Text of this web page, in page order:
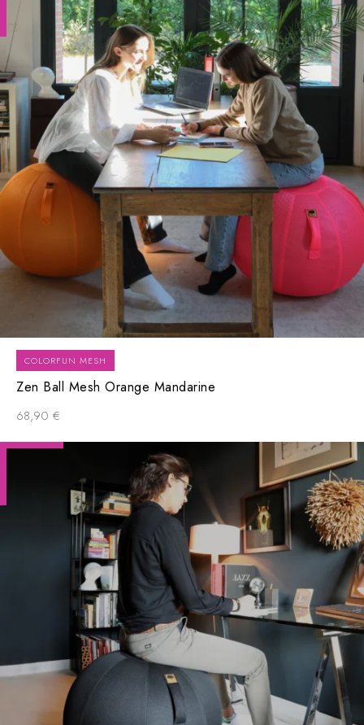
COLORFUN MESH
Zen Ball Mesh Orange Mandarine
68,90 €